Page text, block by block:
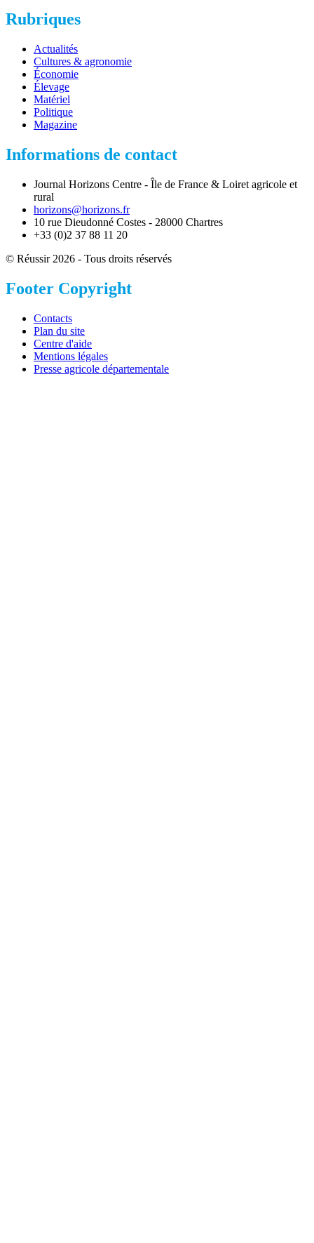
Rubriques
Actualités
Cultures & agronomie
Économie
Élevage
Matériel
Politique
Magazine
Informations de contact
Journal Horizons Centre - Île de France & Loiret agricole et
rural
horizons@horizons.fr
10 rue Dieudonné Costes - 28000 Chartres
+33 (0)2 37 88 11 20
© Réussir 2026 - Tous droits réservés
Footer Copyright
Contacts
Plan du site
Centre d'aide
Mentions légales
Presse agricole départementale